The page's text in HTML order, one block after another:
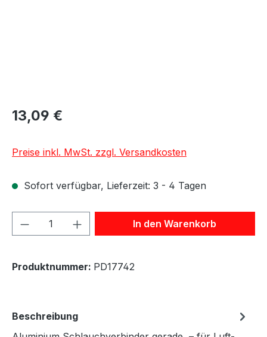
13,09 €
Preise inkl. MwSt. zzgl. Versandkosten
Sofort verfügbar, Lieferzeit: 3 - 4 Tagen
Produkt Anzahl: Gib denIn den Warenkorb
Produktnummer: PD17742
Beschreibung